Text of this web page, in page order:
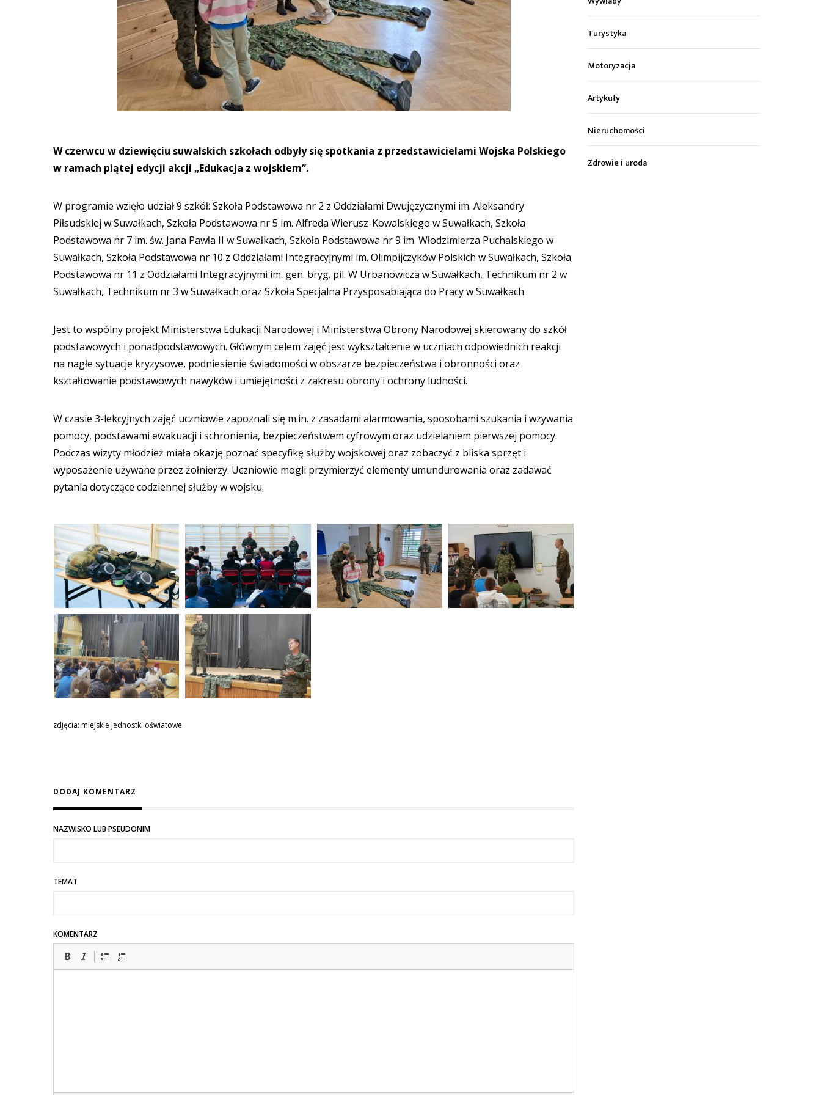
W czerwcu w dziewięciu suwalskich szkołach odbyły się spotkania z przedstawicielami Wojska Polskiego
w ramach piątej edycji akcji „Edukacja z wojskiem”.
W programie wzięło udział 9 szkół: Szkoła Podstawowa nr 2 z Oddziałami Dwujęzycznymi im. Aleksandry
Piłsudskiej w Suwałkach, Szkoła Podstawowa nr 5 im. Alfreda Wierusz-Kowalskiego w Suwałkach, Szkoła
Podstawowa nr 7 im. św. Jana Pawła II w Suwałkach, Szkoła Podstawowa nr 9 im. Włodzimierza Puchalskiego w
Suwałkach, Szkoła Podstawowa nr 10 z Oddziałami Integracyjnymi im. Olimpijczyków Polskich w Suwałkach, Szkoła
Podstawowa nr 11 z Oddziałami Integracyjnymi im. gen. bryg. pil. W Urbanowicza w Suwałkach, Technikum nr 2 w
Suwałkach, Technikum nr 3 w Suwałkach oraz Szkoła Specjalna Przysposabiająca do Pracy w Suwałkach.
Jest to wspólny projekt Ministerstwa Edukacji Narodowej i Ministerstwa Obrony Narodowej skierowany do szkół
podstawowych i ponadpodstawowych. Głównym celem zajęć jest wykształcenie w uczniach odpowiednich reakcji
na nagłe sytuacje kryzysowe, podniesienie świadomości w obszarze bezpieczeństwa i obronności oraz
kształtowanie podstawowych nawyków i umiejętności z zakresu obrony i ochrony ludności.
W czasie 3-lekcyjnych zajęć uczniowie zapoznali się m.in. z zasadami alarmowania, sposobami szukania i wzywania
pomocy, podstawami ewakuacji i schronienia, bezpieczeństwem cyfrowym oraz udzielaniem pierwszej pomocy.
Podczas wizyty młodzież miała okazję poznać specyfikę służby wojskowej oraz zobaczyć z bliska sprzęt i
wyposażenie używane przez żołnierzy. Uczniowie mogli przymierzyć elementy umundurowania oraz zadawać
pytania dotyczące codziennej służby w wojsku.
zdjęcia: miejskie jednostki oświatowe
DODAJ KOMENTARZ
NAZWISKO LUB PSEUDONIM
TEMAT
KOMENTARZ
Turystyka
Motoryzacja
Artykuły
Nieruchomości
Zdrowie i uroda